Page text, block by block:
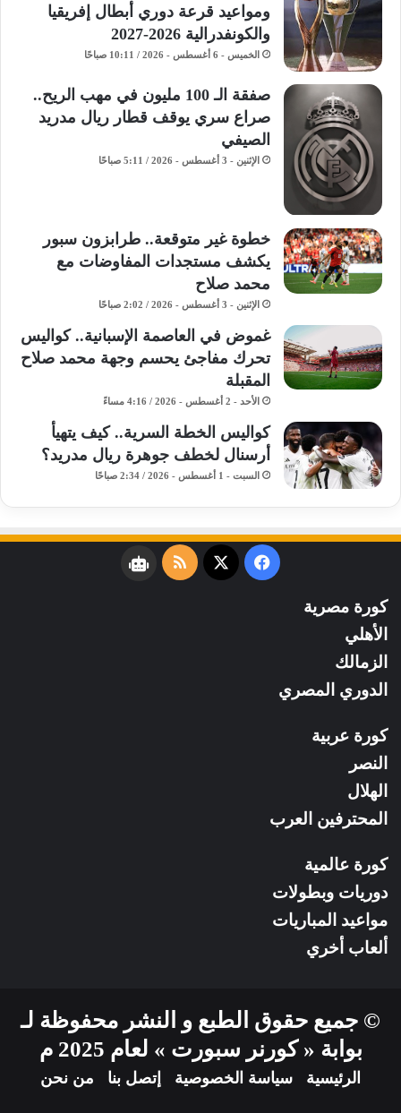
ومواعيد قرعة دوري أبطال إفريقيا
والكونفدرالية 2026-2027
الخميس - 6 أغسطس - 2026 / 10:11 صباحًا
صفقة الـ 100 مليون في مهب الريح..
صراع سري يوقف قطار ريال مدريد
الصيفي
الإثنين - 3 أغسطس - 2026 / 5:11 صباحًا
خطوة غير متوقعة.. طرابزون سبور
يكشف مستجدات المفاوضات مع
محمد صلاح
الإثنين - 3 أغسطس - 2026 / 2:02 صباحًا
غموض في العاصمة الإسبانية.. كواليس
تحرك مفاجئ يحسم وجهة محمد صلاح
المقبلة
الأحد - 2 أغسطس - 2026 / 4:16 مساءً
كواليس الخطة السرية.. كيف يتهيأ
أرسنال لخطف جوهرة ريال مدريد؟
السبت - 1 أغسطس - 2026 / 2:34 صباحًا
فيسبوك
‫X
ملخصنبض
كورة مصرية
الأهلي
الزمالك
الدوري المصري
كورة عربية
النصر
الهلال
المحترفين العرب
كورة عالمية
دوريات وبطولات
مواعيد المباريات
ألعاب أخري
© جميع حقوق الطبع و النشر محفوظة لـ
بوابة « كورنر سبورت » لعام 2025 م
الرئيسية سياسة الخصوصية إتصل بنا من نحن